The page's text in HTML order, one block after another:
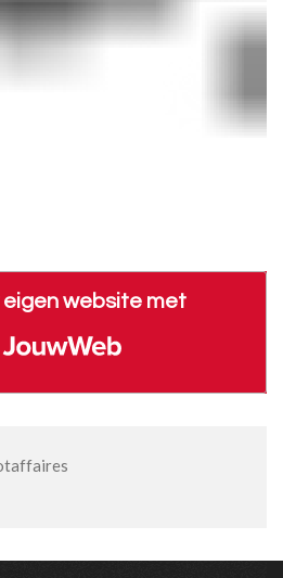
eigen website met